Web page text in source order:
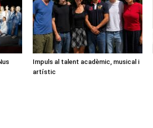
Impuls al talent acadèmic, musical i
artístic